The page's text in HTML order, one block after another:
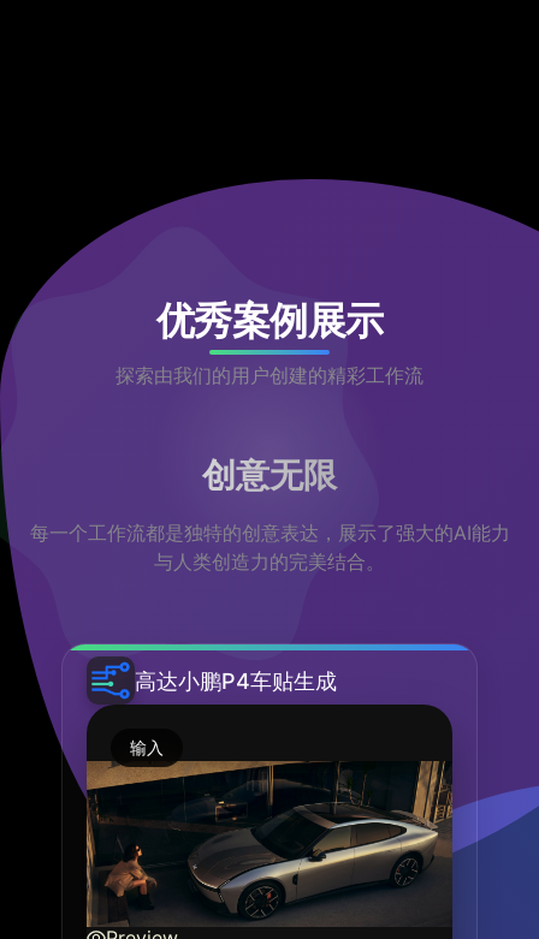
优秀案例展示
探索由我们的用户创建的精彩工作流
创意无限
每一个工作流都是独特的创意表达，展示了强大的AI能力
与人类创造力的完美结合。
高达小鹏P4车贴生成
输入